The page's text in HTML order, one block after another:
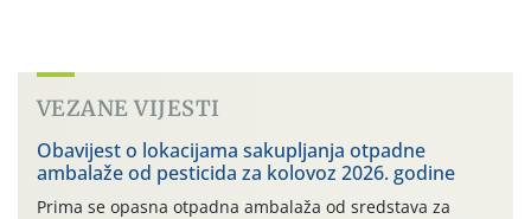
VEZANE VIJESTI
Obavijest o lokacijama sakupljanja otpadne
ambalaže od pesticida za kolovoz 2026. godine
Prima se opasna otpadna ambalaža od sredstava za